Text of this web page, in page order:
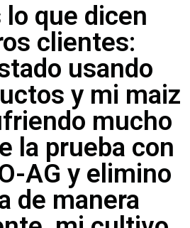
lo que dicen
clientes:
usando
y mi maiz
mucho
la prueba con
AG y elimino
de manera